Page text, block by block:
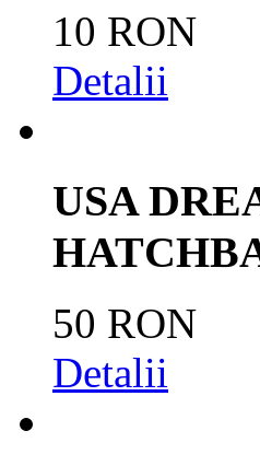
10 RON
Detalii
USA
50 RON
Detalii